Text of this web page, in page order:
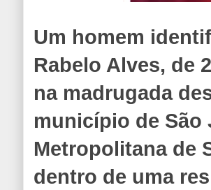
Um homem
Rabelo Alves, de
na madrugada
município de São
Metropolitana de
dentro de uma